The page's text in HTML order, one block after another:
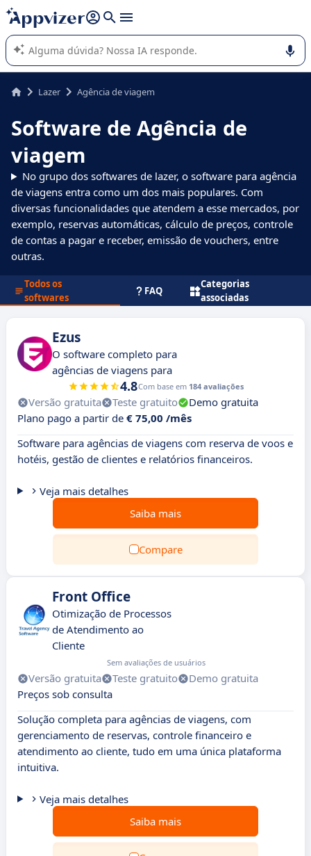
de nossa IA (várias linhas com
A IA do Appvizer o orienta no uso ou na seleção de software
SaaS para sua empresa.
Lazer Agência de viagem
Software de Agência de
viagem
No grupo dos softwares de lazer, o software para agência
de viagens entra como um dos mais populares. Com
diversas funcionalidades que atendem a esse mercados, por
exemplo, reservas automáticas, cálculo de preços, controle
de contas a pagar e receber, emissão de vouchers, entre
outras.
Todos os
softwares
FAQ
Categorias
associadas
Ezus
O software completo para
agências de viagens para
4.8Com base em 184 avaliações
Versão gratuita Teste gratuito
Demo gratuita
Plano pago a partir de € 75,00 /mês
Software para agências de viagens com reserva de voos e
hotéis, gestão de clientes e relatórios financeiros.
Veja mais detalhes
Saiba mais
Compare
Front Office
Otimização de Processos
de Atendimento ao
Cliente
Sem avaliações de usuários
Versão gratuita Teste gratuito
Demo gratuita
Preços sob consulta
Solução completa para agências de viagens, com
gerenciamento de reservas, controle financeiro e
atendimento ao cliente, tudo em uma única plataforma
intuitiva.
Veja mais detalhes
Saiba mais